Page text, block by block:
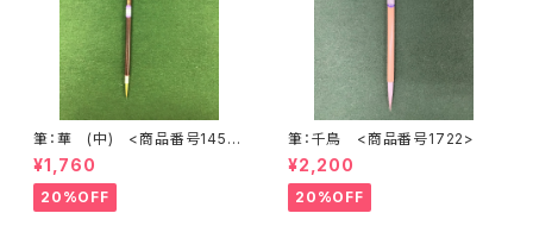
筆：華 (中) <商品番号1452
>
¥1,760
20%OFF
筆：千鳥 <商品番号1722>
¥2,200
20%OFF